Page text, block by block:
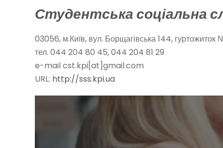
Студентська соціальна
03056, м.Київ, вул. Борщагівська 144,
тел. 044 204 80 45, 044 204 81 29
e-mail cst.kpi[at]gmail.com
URL: http://sss.kpi.ua